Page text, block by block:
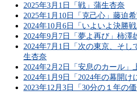
2025年3月1日「戦」蒲生杏奈
2025年1月10日「克己心」藤迫
2024年10月6日「いよいよ決勝
2024年9月7日「夢よ再び」柿澤
2024年7月1日「次の東京、そし
生杏奈
2024年2月2日「安息のカール」
2024年1月9日「2024年の幕開
2023年12月3日「30分の１年の